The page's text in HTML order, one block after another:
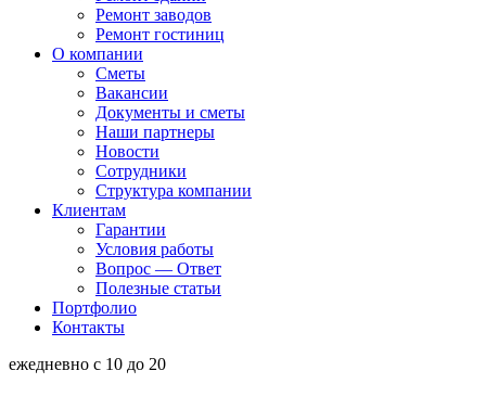
Ремонт заводов
Ремонт гостиниц
О компании
Сметы
Вакансии
Документы и сметы
Наши партнеры
Новости
Сотрудники
Структура компании
Клиентам
Гарантии
Условия работы
Вопрос — Ответ
Полезные статьи
Портфолио
Контакты
ежедневно с 10 до 20